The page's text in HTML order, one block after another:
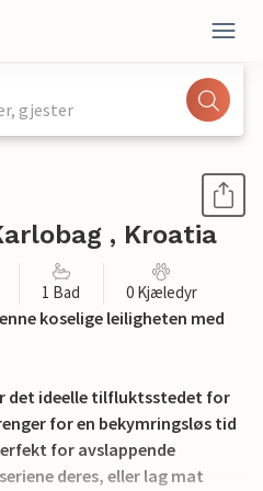
gjester
, Kroatia
1 Bad 0 Kjæledyr
koselige leiligheten med
det ideelle tilfluktsstedet for
for en bekymringsløs tid
for avslappende
deres, eller lag mat